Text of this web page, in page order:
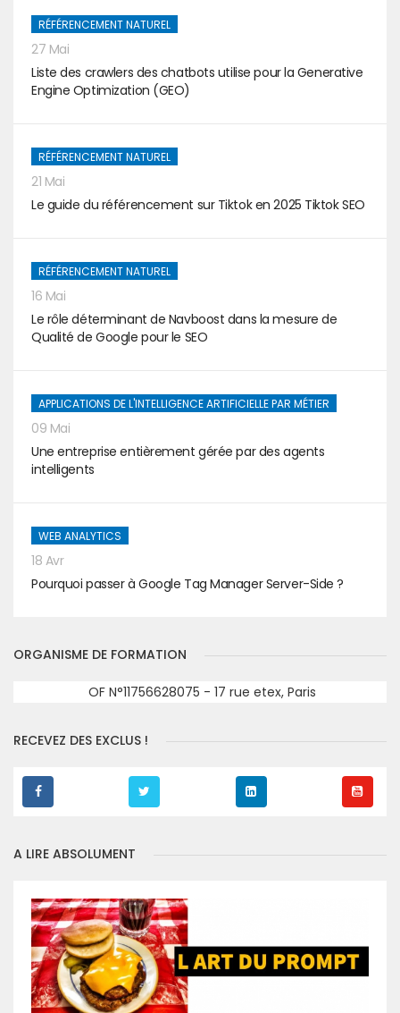
RÉFÉRENCEMENT NATUREL
27 Mai
Liste des crawlers des chatbots utilise pour la Generative
Engine Optimization (GEO)
RÉFÉRENCEMENT NATUREL
21 Mai
Le guide du référencement sur Tiktok en 2025 Tiktok SEO
RÉFÉRENCEMENT NATUREL
16 Mai
Le rôle déterminant de Navboost dans la mesure de
Qualité de Google pour le SEO
APPLICATIONS DE L'INTELLIGENCE ARTIFICIELLE PAR MÉTIER
09 Mai
Une entreprise entièrement gérée par des agents
intelligents
WEB ANALYTICS
18 Avr
Pourquoi passer à Google Tag Manager Server-Side ?
ORGANISME DE FORMATION
OF N°11756628075 - 17 rue etex, Paris
RECEVEZ DES EXCLUS !
A LIRE ABSOLUMENT